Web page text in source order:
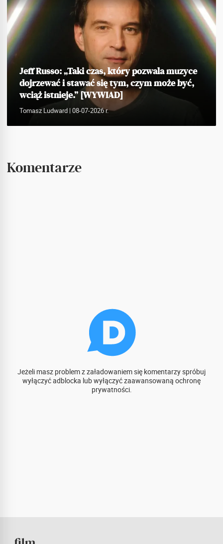
Jeff Russo: „Taki czas, który pozwala muzyce
dojrzewać i stawać się tym, czym może być,
wciąż istnieje.” [WYWIAD]
Tomasz Ludward| 08-07-2026 r.
Komentarze
Jeżeli masz problem z załadowaniem się komentarzy spróbuj
wyłączyć adblocka lub wyłączyć zaawansowaną ochronę
prywatności.